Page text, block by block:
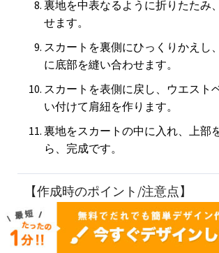
裏地を中表なるように折りたたみ
せます。
スカートを裏側にひっくりかえし
に底部を縫い合わせます。
スカートを表側に戻し、ウエスト
い付けて肩紐を作ります。
裏地をスカートの中に入れ、上部
ら、完成です。
【作成時のポイント/注意点】
ポケットは、仮縫いしてからミシ
綺麗に付けることができます。